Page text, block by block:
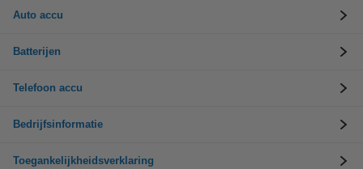
Auto accu
Batterijen
Telefoon accu
Bedrijfsinformatie
Toegankelijkheidsverklaring